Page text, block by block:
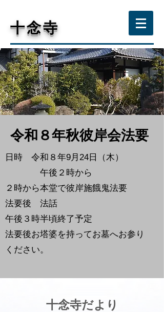
​十念寺
​令和 ８年秋彼岸会法要
日時 令和８年9月24日（木）
午後２時から
２時から本堂で彼岸施餓鬼法要
法要後 法話
午後３時半頃終了予定
​法要後お塔婆を持ってお墓へお参り
ください。
十念寺だより